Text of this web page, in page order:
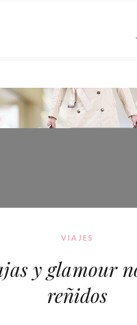
VIAJES
y glamour
reñidos